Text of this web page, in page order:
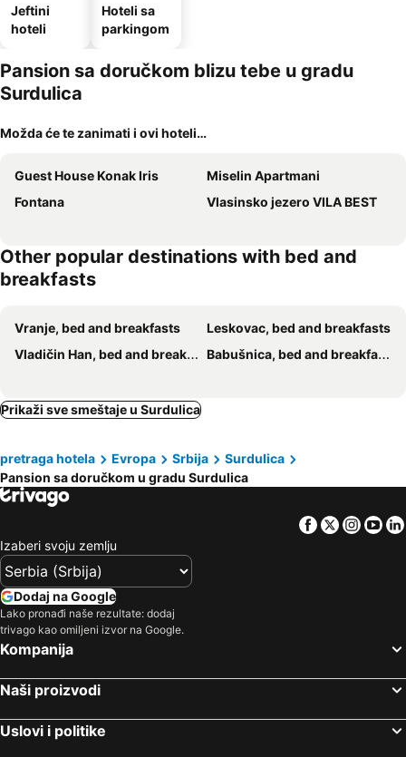
Jeftini
hoteli
Hoteli sa
parkingom
Pansion sa doručkom blizu tebe u gradu
Surdulica
Možda će te zanimati i ovi hoteli…
Guest House Konak Iris
Miselin Apartmani
Fontana
Vlasinsko jezero VILA BEST
Other popular destinations with bed and
breakfasts
Vranje, bed and breakfasts
Leskovac, bed and breakfasts
Vladičin Han, bed and breakfasts
Babušnica, bed and breakfasts
Prikaži sve smeštaje u Surdulica
pretraga hotela Evropa Srbija
Surdulica
Pansion sa doručkom u gradu Surdulica
Facebook
Twitter
Izaberi svoju zemlju
Dodaj na Google
Lako pronađi naše rezultate: dodaj
trivago kao omiljeni izvor na Google.
Kompanija
Naši proizvodi
Uslovi i politike